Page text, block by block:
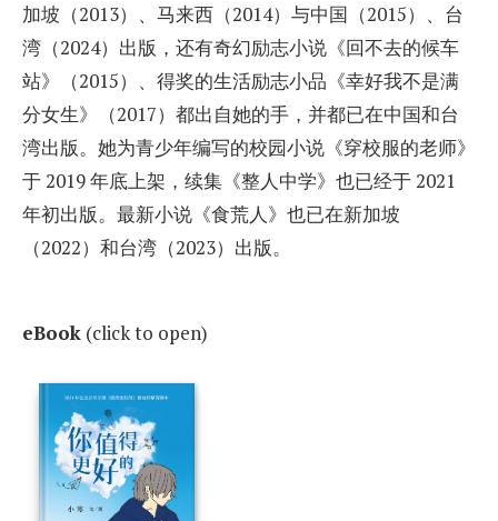
加坡（2013）、马来西（2014）与中国（2015）、台
湾（2024）出版，还有奇幻励志小说《回不去的候车
站》（2015）、得奖的生活励志小品《幸好我不是满
分女生》（2017）都出自她的手，并都已在中国和台
湾出版。她为青少年编写的校园小说《穿校服的老师》
于 2019 年底上架，续集《整人中学》也已经于 2021
年初出版。最新小说《食荒人》也已在新加坡
（2022）和台湾（2023）出版。
eBook (click to open)